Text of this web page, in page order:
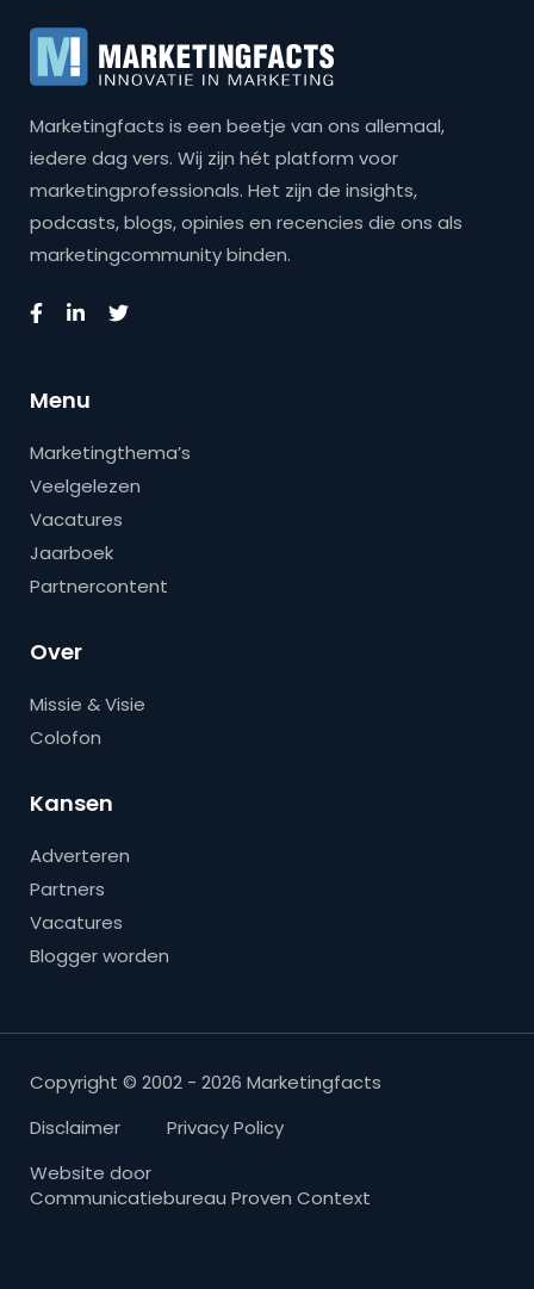
Marketingfacts is een beetje van ons allemaal,
iedere dag vers. Wij zijn hét platform voor
marketingprofessionals. Het zijn de insights,
podcasts, blogs, opinies en recencies die ons als
marketingcommunity binden.
Menu
Marketingthema’s
Veelgelezen
Vacatures
Jaarboek
Partnercontent
Over
Missie & Visie
Colofon
Kansen
Adverteren
Partners
Vacatures
Blogger worden
Copyright © 2002 - 2026 Marketingfacts
Disclaimer
Privacy Policy
Website door
Communicatiebureau Proven Context